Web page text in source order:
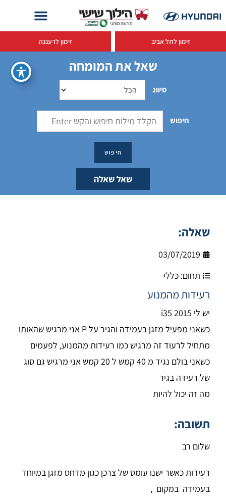
זימון לתל אביב זימון לרעננה
שאל את המומחה
סיווג
חיפוש
שאל שאלה
שאלה:
03/07/2019
תחום: כללי
רעידות מהמנוע
יש לי i35 2015
כשאני מפעיל מזגן בעמידה והגיר על P אני מרגיש שהאותו
מתחיל לרעוד זה מרגיש כמו רעידות מהמנוע, לפעמים
כשאני בולם נגיד מ 40 קמש ל 20 קמש אני מרגיש גם סוג
של רעידה בגיר
מה זה יכול להיות
תשובה:
שלום רב
רעידות כאשר ישנו עומס של צרכן כגון מדחס מזגן במיוחד
בעמידה במקום ,